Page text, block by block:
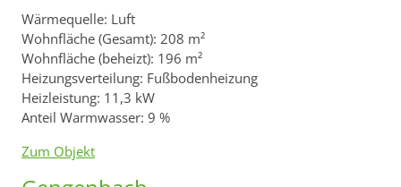
Wärmequelle: Luft
Wohnfläche (Gesamt): 208 m²
Wohnfläche (beheizt): 196 m²
Heizungsverteilung: Fußbodenheizung
Heizleistung: 11,3 kW
Anteil Warmwasser: 9 %
Zum Objekt